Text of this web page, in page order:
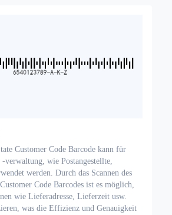
Customer Code Barcode kann für
-verwaltung, wie Postangestellte,
werden. Durch das Scannen des
Code Barcodes ist es möglich,
wie Lieferadresse, Lieferzeit usw.
was die Effizienz und Genauigkeit